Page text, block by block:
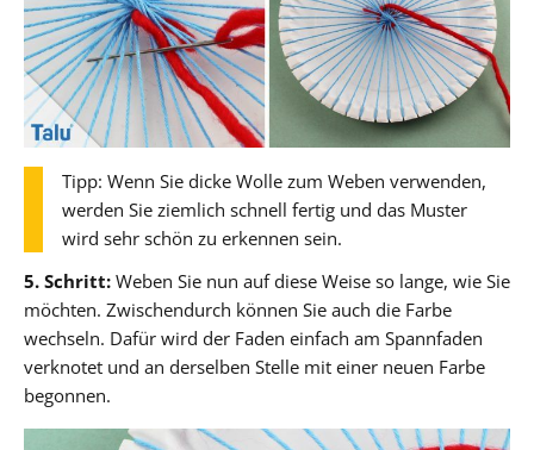
Tipp: Wenn Sie dicke Wolle zum Weben verwenden,
werden Sie ziemlich schnell fertig und das Muster
wird sehr schön zu erkennen sein.
5. Schritt: Weben Sie nun auf diese Weise so lange, wie Sie
möchten. Zwischendurch können Sie auch die Farbe
wechseln. Dafür wird der Faden einfach am Spannfaden
verknotet und an derselben Stelle mit einer neuen Farbe
begonnen.